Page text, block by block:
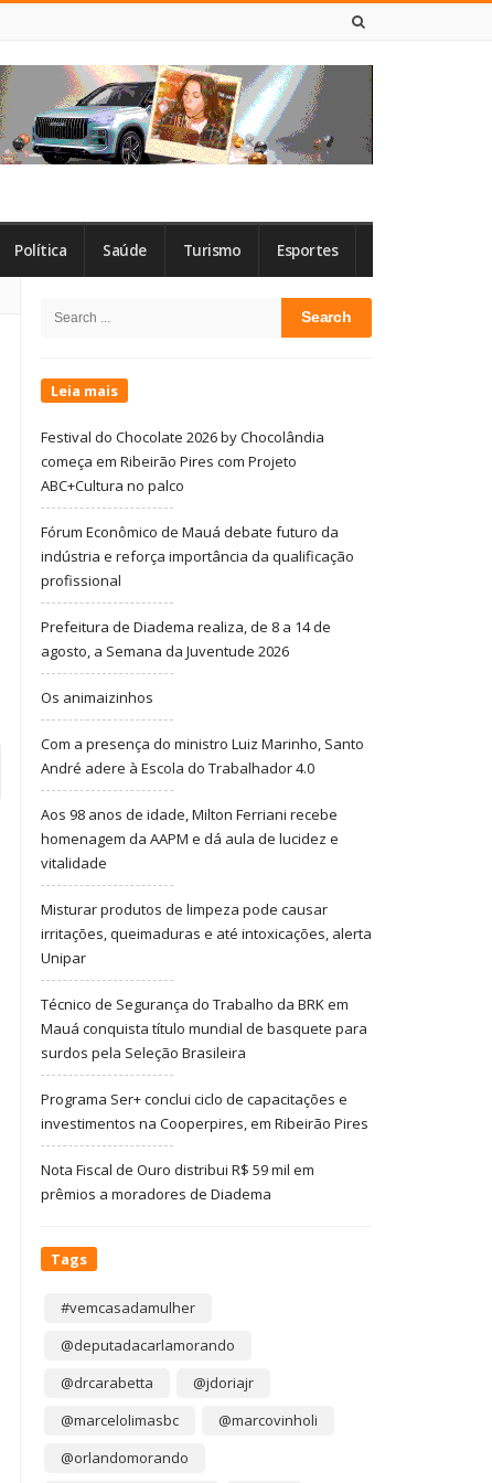
Política Saúde Turismo Esportes
Sidebar
Search
Leia mais
Festival do Chocolate 2026 by Chocolândia
começa em Ribeirão Pires com Projeto
ABC+Cultura no palco
Fórum Econômico de Mauá debate futuro da
indústria e reforça importância da qualificação
profissional
Prefeitura de Diadema realiza, de 8 a 14 de
agosto, a Semana da Juventude 2026
Os animaizinhos
Com a presença do ministro Luiz Marinho, Santo
André adere à Escola do Trabalhador 4.0
Aos 98 anos de idade, Milton Ferriani recebe
homenagem da AAPM e dá aula de lucidez e
vitalidade
Misturar produtos de limpeza pode causar
irritações, queimaduras e até intoxicações, alerta
Unipar
Técnico de Segurança do Trabalho da BRK em
Mauá conquista título mundial de basquete para
surdos pela Seleção Brasileira
Programa Ser+ conclui ciclo de capacitações e
investimentos na Cooperpires, em Ribeirão Pires
Nota Fiscal de Ouro distribui R$ 59 mil em
prêmios a moradores de Diadema
Tags
#vemcasadamulher
@deputadacarlamorando
@drcarabetta
@jdoriajr
@marcelolimasbc
@marcovinholi
@orlandomorando